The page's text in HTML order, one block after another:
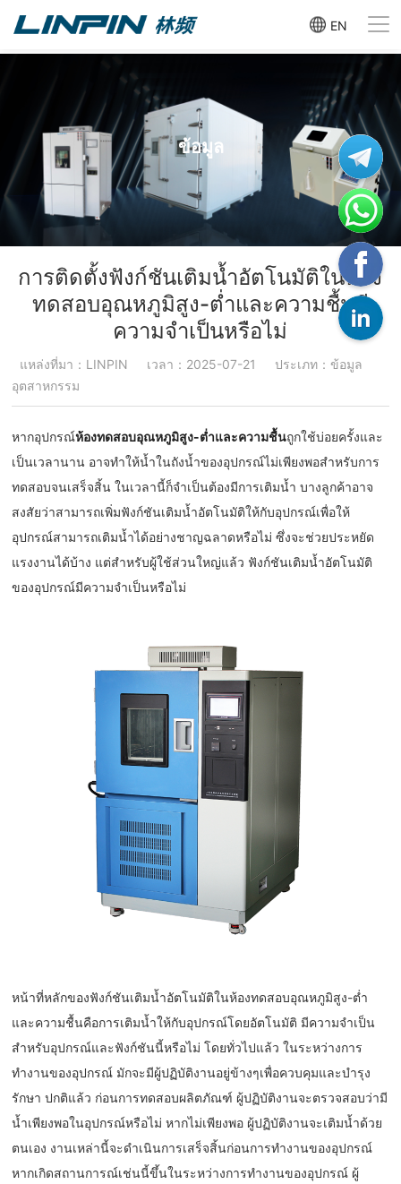
EN
ข้อมูล
การติดตั้งฟังก์ชันเติมน้ำอัตโนมัติในห้อง
ทดสอบอุณหภูมิสูง-ต่ำและความชื้นมี
ความจำเป็นหรือไม่
แหล่งที่มา：LINPIN เวลา：2025-07-21
ประเภท：ข้อมูล
อุตสาหกรรม
หากอุปกรณ์ห้องทดสอบอุณหภูมิสูง-ต่ำและความชื้นถูกใช้บ่อยครั้งและ
เป็นเวลานาน อาจทำให้น้ำในถังน้ำของอุปกรณ์ไม่เพียงพอสำหรับการ
ทดสอบจนเสร็จสิ้น ในเวลานี้ก็จำเป็นต้องมีการเติมน้ำ บางลูกค้าอาจ
สงสัยว่าสามารถเพิ่มฟังก์ชันเติมน้ำอัตโนมัติให้กับอุปกรณ์เพื่อให้
อุปกรณ์สามารถเติมน้ำได้อย่างชาญฉลาดหรือไม่ ซึ่งจะช่วยประหยัด
แรงงานได้บ้าง แต่สำหรับผู้ใช้ส่วนใหญ่แล้ว ฟังก์ชันเติมน้ำอัตโนมัติ
ของอุปกรณ์มีความจำเป็นหรือไม่
หน้าที่หลักของฟังก์ชันเติมน้ำอัตโนมัติในห้องทดสอบอุณหภูมิสูง-ต่ำ
และความชื้นคือการเติมน้ำให้กับอุปกรณ์โดยอัตโนมัติ มีความจำเป็น
สำหรับอุปกรณ์และฟังก์ชันนี้หรือไม่ โดยทั่วไปแล้ว ในระหว่างการ
ทำงานของอุปกรณ์ มักจะมีผู้ปฏิบัติงานอยู่ข้างๆเพื่อควบคุมและบำรุง
รักษา ปกติแล้ว ก่อนการทดสอบผลิตภัณฑ์ ผู้ปฏิบัติงานจะตรวจสอบว่ามี
น้ำเพียงพอในอุปกรณ์หรือไม่ หากไม่เพียงพอ ผู้ปฏิบัติงานจะเติมน้ำด้วย
ตนเอง งานเหล่านี้จะดำเนินการเสร็จสิ้นก่อนการทำงานของอุปกรณ์
หากเกิดสถานการณ์เช่นนี้ขึ้นในระหว่างการทำงานของอุปกรณ์ ผู้